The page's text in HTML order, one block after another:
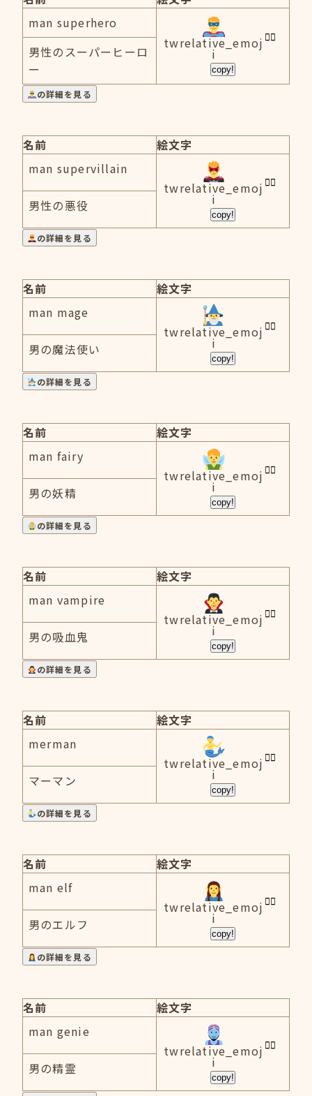
man superhero
twrelative_emoj
i
copy!
男性のスーパーヒーロ
ー
の詳細を見る
名前
絵文字
man supervillain
twrelative_emoj
i
copy!
男性の悪役
の詳細を見る
名前
絵文字
man mage
twrelative_emoj
i
copy!
男の魔法使い
の詳細を見る
名前
絵文字
man fairy
twrelative_emoj
i
copy!
男の妖精
の詳細を見る
名前
絵文字
man vampire
twrelative_emoj
i
copy!
男の吸血鬼
の詳細を見る
名前
絵文字
merman
twrelative_emoj
i
copy!
マーマン
の詳細を見る
名前
絵文字
man elf
twrelative_emoj
i
copy!
男のエルフ
の詳細を見る
名前
絵文字
man genie
twrelative_emoj
i
copy!
男の精霊